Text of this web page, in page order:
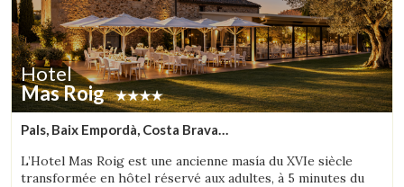
Hotel
Mas Roig
Pals, Baix Empordà, Costa Brava
L’Hotel Mas Roig est une ancienne masía du XVIe siècle
transformée en hôtel réservé aux adultes, à 5 minutes du